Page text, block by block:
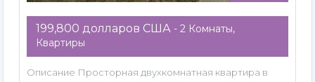
199,800 долларов США - 2 Комнаты,
Квартиры
Описание Просторная двухкомнатная квартира в